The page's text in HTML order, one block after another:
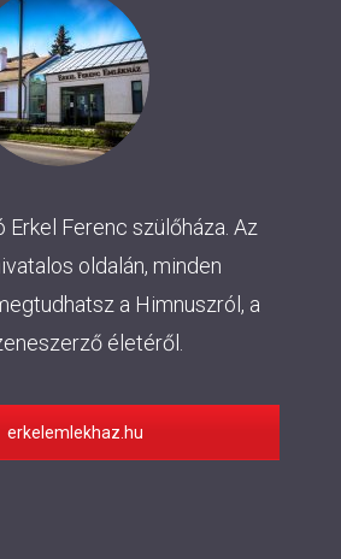
Erkel Ferenc szülőháza. Az
oldalán, minden
a Himnuszról, a
életéről.
erkelemlekhaz.hu